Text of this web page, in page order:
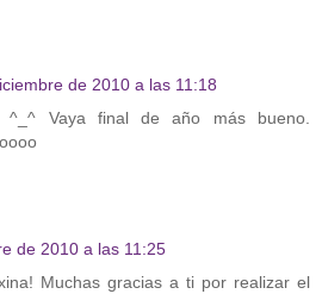
de 2010 a las 11:18
^_^ Vaya final de año más bueno.
de 2010 a las 11:25
Muchas gracias a ti por realizar el